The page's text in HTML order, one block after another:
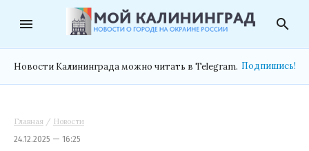
menu search
Новости Калининграда можно читать в Telegram. Подпишись!
Главная / Новости
24.12.2025 — 16:25